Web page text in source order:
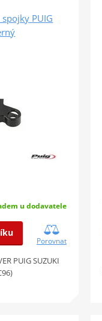
PUIG
u dodavatele
Porovnat
PUIG SUZUKI